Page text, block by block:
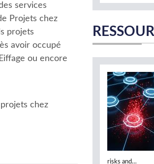
services
Projets chez
projets
avoir occupé
ou encore
chez
risks and…